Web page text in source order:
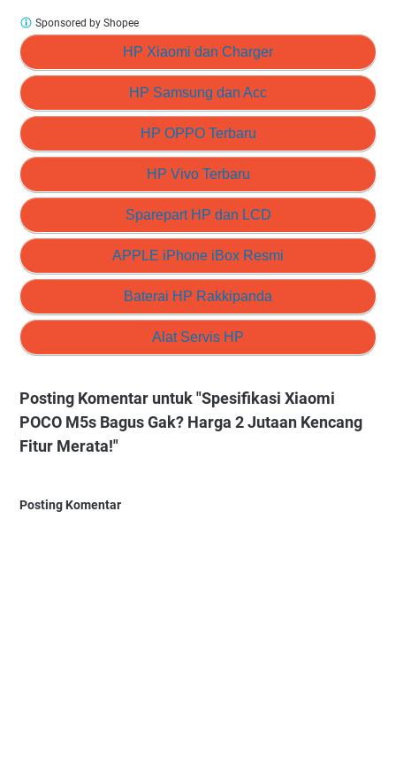
HP Xiaomi dan Charger
HP Samsung dan Acc
HP OPPO Terbaru
HP Vivo Terbaru
Sparepart HP dan LCD
APPLE iPhone iBox Resmi
Baterai HP Rakkipanda
Alat Servis HP
Sponsored by Shopee
Posting Komentar untuk "Spesifikasi Xiaomi
POCO M5s Bagus Gak? Harga 2 Jutaan Kencang
Fitur Merata!"
Posting Komentar